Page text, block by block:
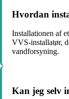
Hvordan
Installationen af
VVS-installatør,
vandforsyning.
Kan jeg selv